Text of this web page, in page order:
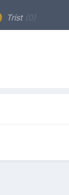
Trist (0)